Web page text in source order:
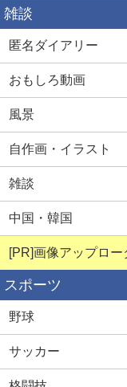
雑談
匿名ダイアリー
おもしろ動画
風景
自作画・イラスト
雑談
中国・韓国
[PR]画像アップロー
スポーツ
野球
サッカー